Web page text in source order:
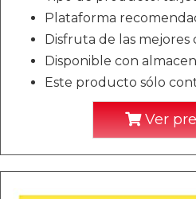
Plataforma
Disfruta de las mejores
Disponible con
Este producto sólo
Ver